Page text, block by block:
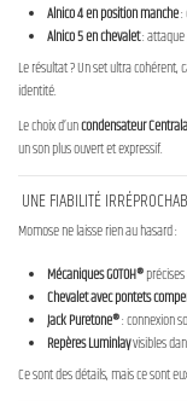
Alnico 4 en position manche:
Alnico 5 en chevalet: attaque
Le résultat ? Un set ultra
identité.
Le choix d’uncondensateur
un son plus ouvert et expressif.
UNE FIABILITÉ
Momose ne laisse rien au hasard :
Mécaniques GOTOH®
Chevalet avec pontets
Jack Puretone®: connexion
Repères Luminlayvisibles
Ce sont des détails, mais ce sont